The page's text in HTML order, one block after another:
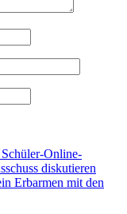
Online-
diskutieren
Erbarmen mit den